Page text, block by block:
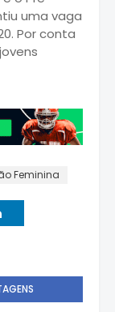
uma vaga
Por conta
Feminina